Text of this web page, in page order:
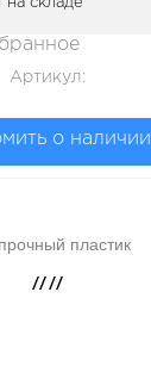
на складе
Артикул:
о наличии
пластик
////